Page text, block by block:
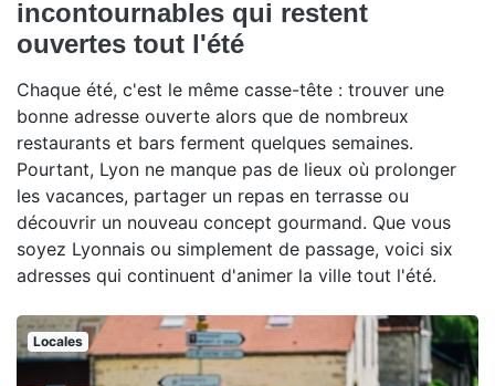
incontournables qui restent
ouvertes tout l'été
Chaque été, c'est le même casse-tête : trouver une
bonne adresse ouverte alors que de nombreux
restaurants et bars ferment quelques semaines.
Pourtant, Lyon ne manque pas de lieux où prolonger
les vacances, partager un repas en terrasse ou
découvrir un nouveau concept gourmand. Que vous
soyez Lyonnais ou simplement de passage, voici six
adresses qui continuent d'animer la ville tout l'été.
Locales